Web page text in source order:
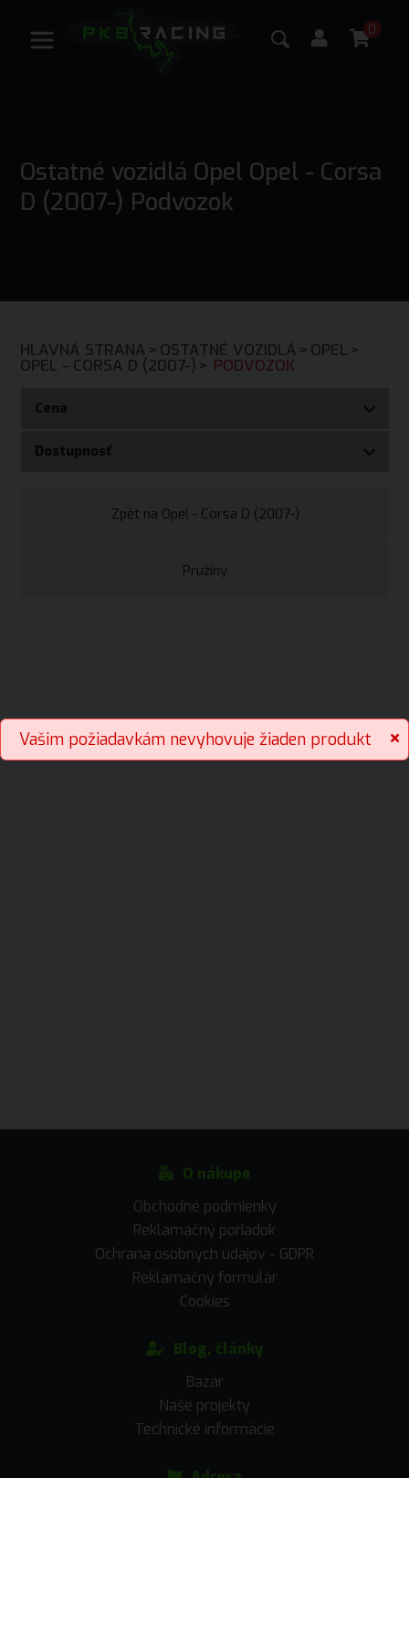
0
Vašim požiadavkám nevyhovuje žiaden produkt
Ostatné vozidlá Opel Opel - Corsa
D (2007-) Podvozok
HLAVNÁ STRANA > OSTATNÉ VOZIDLÁ > OPEL >
OPEL - CORSA D (2007-) > PODVOZOK
Cena
Dostupnosť
Zpět na Opel - Corsa D (2007-)
Pružiny
O nákupe
Obchodné podmienky
Reklamačný poriadok
Ochrana osobných údajov - GDPR
Reklamačný formulár
Cookies
Blog, články
Bazár
Naše projekty
Technické informácie
Adresa